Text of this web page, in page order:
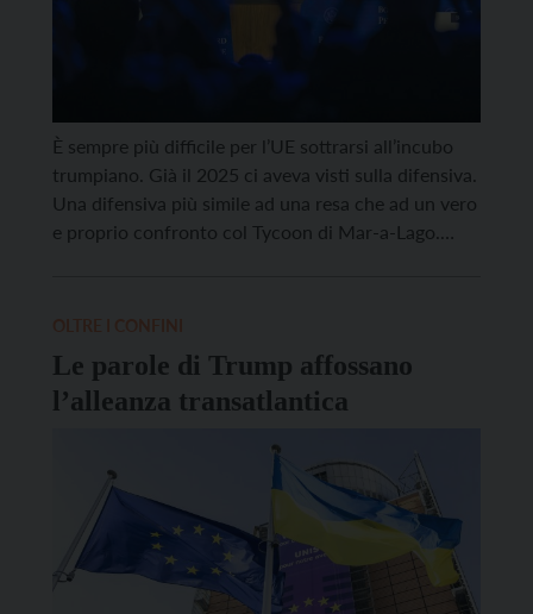
È sempre più difficile per l’UE sottrarsi all’incubo
trumpiano. Già il 2025 ci aveva visti sulla difensiva.
Una difensiva più simile ad una resa che ad un vero
e proprio confronto col Tycoon di Mar-a-Lago.
Le parole di Trump affossano
l’alleanza transatlantica